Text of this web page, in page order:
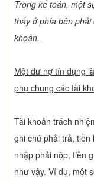
Trong kế toán, một
thấy ở phía bên
khoản.
Một dư nợ tín dụng
phụ chung các tài
Tài khoản trách
ghi chú phải trả,
nhập phải nộp, tiền
như vậy. Ví dụ, một